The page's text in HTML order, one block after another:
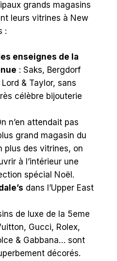
grands magasins
leurs vitrines à New
:
enseignes de la
: Saks, Bergdorf
& Taylor, sans
célèbre bijouterie
n’en attendait pas
grand magasin du
plus des vitrines, on
à l’intérieur une
spécial Noël.
dans l’Upper East
de luxe de la 5eme
Gucci, Rolex,
& Gabbana… sont
décorés.